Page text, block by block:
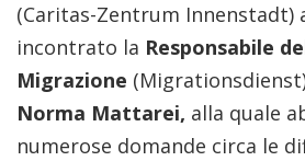
(Caritas-Zentrum Innenstadt)
incontrato la Responsabile
Migrazione
Norma Mattarei, alla quale
numerose domande circa le